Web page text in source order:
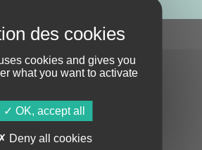
cookies and gives you
what you want to activate
OK, accept all
Deny all cookies